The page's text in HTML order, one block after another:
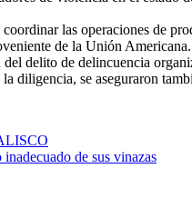
las operaciones de
de la Unión
delito de delincuencia
diligencia, se aseguraron
de sus vinazas